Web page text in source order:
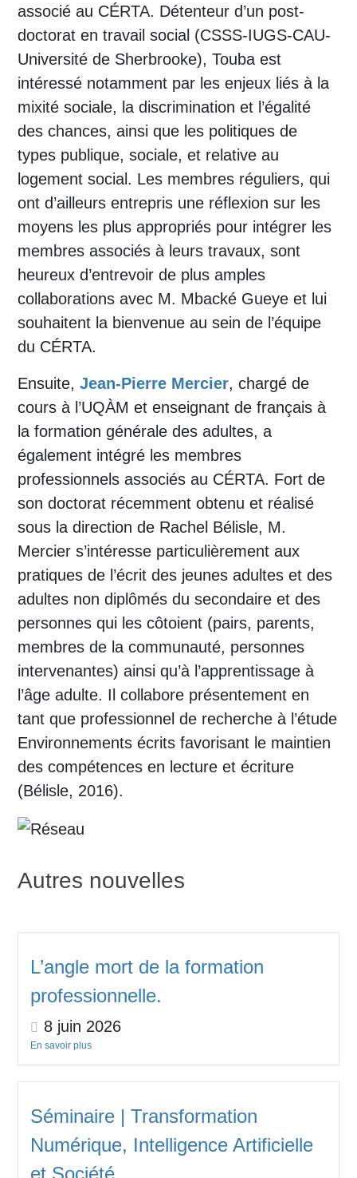
associé au CÉRTA. Détenteur d’un post-
doctorat en travail social (CSSS-IUGS-CAU-
Université de Sherbrooke), Touba est
intéressé notamment par les enjeux liés à la
mixité sociale, la discrimination et l’égalité
des chances, ainsi que les politiques de
types publique, sociale, et relative au
logement social. Les membres réguliers, qui
ont d’ailleurs entrepris une réflexion sur les
moyens les plus appropriés pour intégrer les
membres associés à leurs travaux, sont
heureux d’entrevoir de plus amples
collaborations avec M. Mbacké Gueye et lui
souhaitent la bienvenue au sein de l’équipe
du CÉRTA.
Ensuite, Jean-Pierre Mercier, chargé de
cours à l’UQÀM et enseignant de français à
la formation générale des adultes, a
également intégré les membres
professionnels associés au CÉRTA. Fort de
son doctorat récemment obtenu et réalisé
sous la direction de Rachel Bélisle, M.
Mercier s’intéresse particulièrement aux
pratiques de l’écrit des jeunes adultes et des
adultes non diplômés du secondaire et des
personnes qui les côtoient (pairs, parents,
membres de la communauté, personnes
intervenantes) ainsi qu’à l’apprentissage à
l’âge adulte. Il collabore présentement en
tant que professionnel de recherche à l’étude
Environnements écrits favorisant le maintien
des compétences en lecture et écriture
(Bélisle, 2016).
Autres nouvelles
L’angle mort de la formation
professionnelle.
8 juin 2026
En savoir plus
Séminaire | Transformation
Numérique, Intelligence Artificielle
et Société.